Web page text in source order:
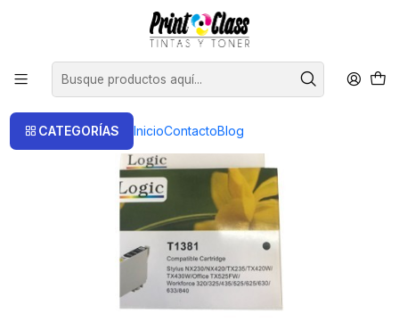
CATEGORÍAS InicioContactoBlog
📦 Envío Gratis compras sobre $120.000
Cartuchos Cartuchos Alternativos
133 Negro Cartridge Alternativa Comp Epson Logic